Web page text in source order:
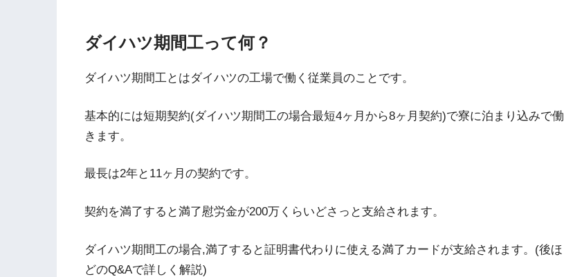
ダイハツ期間工って何？
ダイハツ期間工とはダイハツの工場で働く従業員のことです。
基本的には短期契約(ダイハツ期間工の場合最短4ヶ月から8ヶ月契約)で寮に泊まり込みで働
きます。
最長は2年と11ヶ月の契約です。
契約を満了すると満了慰労金が200万くらいどさっと支給されます。
ダイハツ期間工の場合,満了すると証明書代わりに使える満了カードが支給されます。(後ほ
どのQ&Aで詳しく解説)